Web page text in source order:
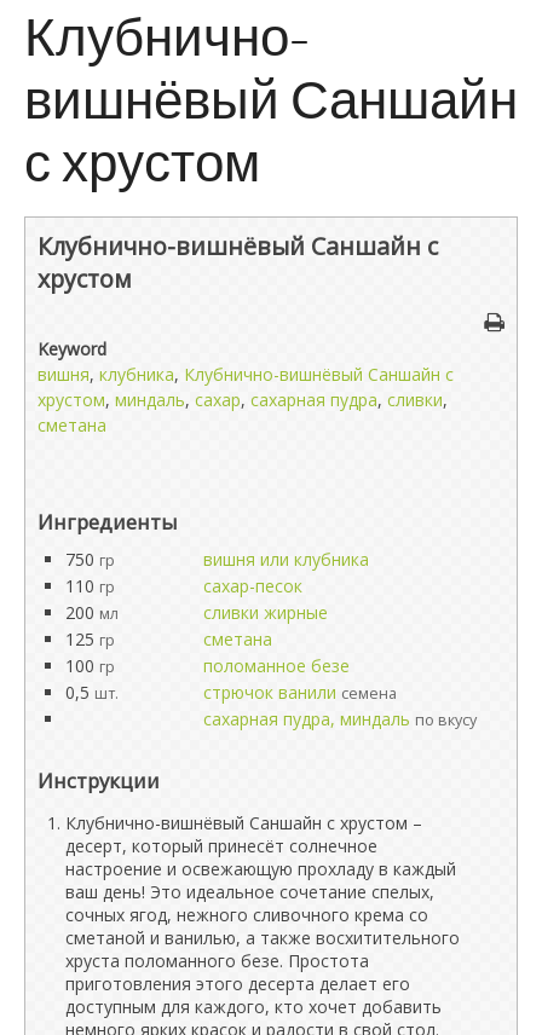
Клубнично-
вишнёвый Саншайн
с хрустом
Клубнично-вишнёвый Саншайн с
хрустом
Keyword
вишня, клубника, Клубнично-вишнёвый Саншайн с
хрустом, миндаль, сахар, сахарная пудра, сливки,
сметана
Ингредиенты
750 гр
вишня или клубника
110 гр
сахар-песок
200 мл
сливки жирные
125 гр
сметана
100 гр
поломанное безе
0,5 шт. стрючок ванили семена
сахарная пудра, миндаль по вкусу
Инструкции
Клубнично-вишнёвый Саншайн с хрустом –
десерт, который принесёт солнечное
настроение и освежающую прохладу в каждый
ваш день! Это идеальное сочетание спелых,
сочных ягод, нежного сливочного крема со
сметаной и ванилью, а также восхитительного
хруста поломанного безе. Простота
приготовления этого десерта делает его
доступным для каждого, кто хочет добавить
немного ярких красок и радости в свой стол.